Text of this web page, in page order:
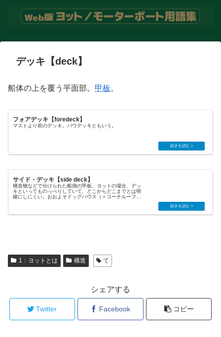
デッキ【deck】
船体の上を覆う平面部。 甲板 。
フォアデッキ【foredeck】
マストより前のデッキ。バウデッキともいう。
サイド・デッキ【side deck】
構造物などで分けられた船側の甲板。ヨットの場合、デッ
キといってものっぺりしていて、どこからどこまでとは明
確にしにくい。おおよそドッグハウス（＝コーチルーフ）
1：ヨットとは 構造 て
シェアする
Twitter Facebook コピー